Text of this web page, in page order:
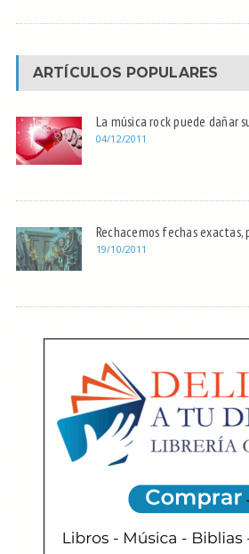
ARTÍCULOS POPULARES
La música rock puede dañar
04/12/2011
Rechacemos fechas
19/10/2011